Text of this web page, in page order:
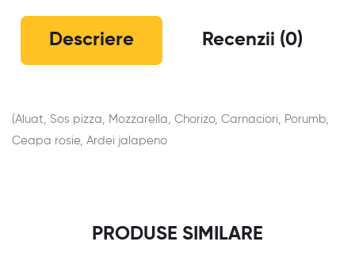
Descriere Recenzii (0)
(Aluat, Sos pizza, Mozzarella, Chorizo, Carnaciori, Porumb,
Ceapa rosie, Ardei jalapeno
PRODUSE SIMILARE